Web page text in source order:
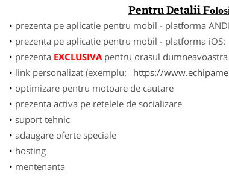
Pentru Detalii F
prezenta pe aplicatie pentru mobil - platforma
prezenta pe aplicatie pentru mobil - platforma iOS:
prezenta EXCLUSIVApentru orasul
link personalizat (exemplu:
https://
optimizare pentru motoare de cautare
prezenta activa pe retelele de socializare
suport tehnic
adaugare oferte speciale
hosting
mentenanta